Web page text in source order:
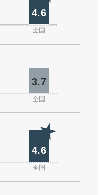
4.6
全国
3.7
全国
4.6
全国